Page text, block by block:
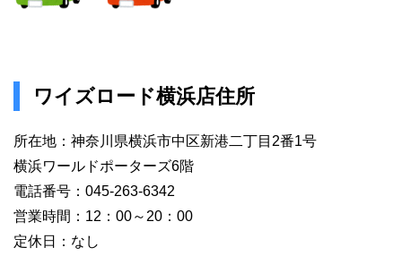
ワイズロード横浜店住所
所在地：神奈川県横浜市中区新港二丁目2番1号
横浜ワールドポーターズ6階
電話番号：045-263-6342
営業時間：12：00～20：00
定休日：なし